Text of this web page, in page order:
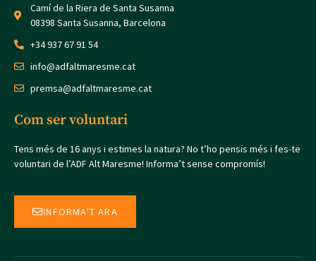
Camí de la Riera de Santa Susanna
08398 Santa Susanna, Barcelona
+34 937 67 91 54
info@adfaltmaresme.cat
premsa@adfaltmaresme.cat
Com ser voluntari
Tens més de 16 anys i estimes la natura? No t’ho pensis més i fes-te
voluntari de l’ADF Alt Maresme! Informa’t sense compromís!
INFORMA'T ARA